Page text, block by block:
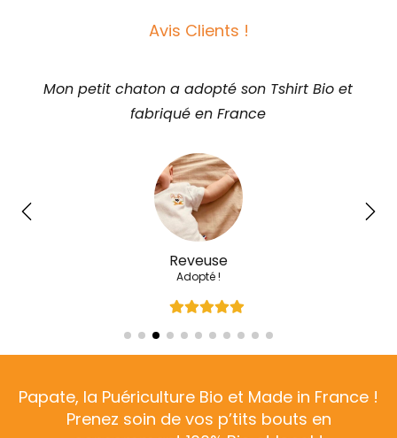
Avis Clients !
Mon petit chaton a complètement adopté son t-
shirt
Aurélia
On adore le petit lapinou
Papate, la Puériculture Bio et Made in France !
Prenez soin de vos p’tits bouts en